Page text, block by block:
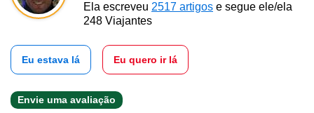
Ela escreveu 2517 artigos e segue ele/ela
248 Viajantes
Eu estava lá Eu quero ir lá
Envie uma avaliação